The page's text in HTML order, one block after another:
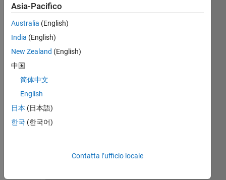
recenti
o
Eve
.so
the
Asia-Pacifico
Australia (English)
India (English)
New Zealand (English)
中国
简体中文
English
日本 (日本語)
한국 (한국어)
Contatta l’ufficio locale